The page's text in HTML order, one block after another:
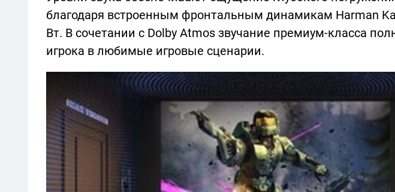
благодаря встроенным фронтальным динамикам Harman
Вт. В сочетании с Dolby Atmos звучание премиум-класса
игрока в любимые игровые сценарии.